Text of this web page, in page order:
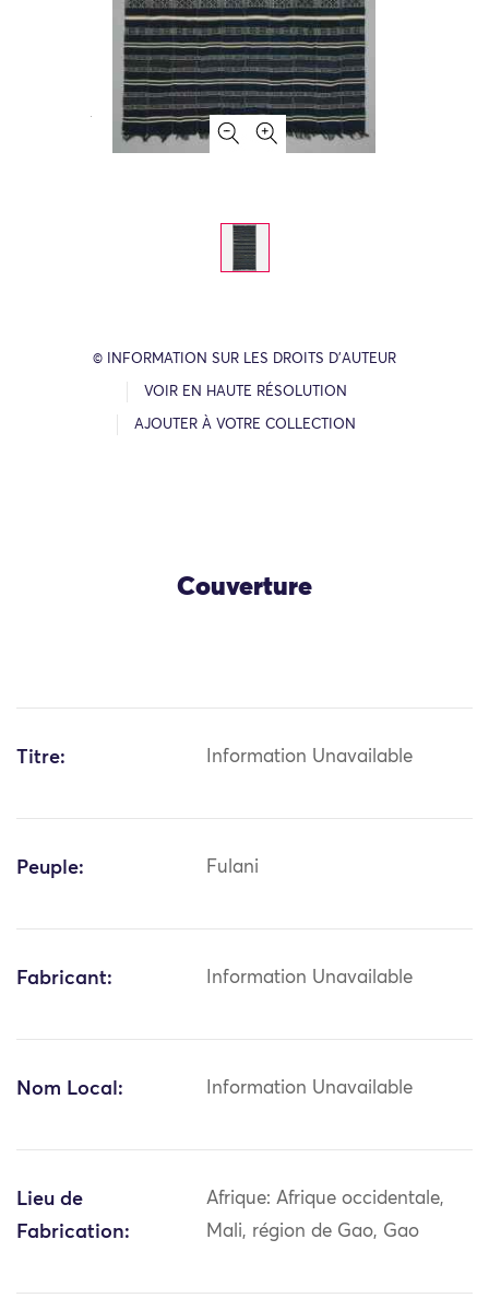
© INFORMATION SUR LES DROITS D’AUTEUR
VOIR EN HAUTE RÉSOLUTION
AJOUTER À VOTRE COLLECTION
Couverture
Titre: Information Unavailable
Peuple: Fulani
Fabricant: Information Unavailable
Nom Local: Information Unavailable
Lieu de
Fabrication:
Afrique: Afrique occidentale,
Mali, région de Gao, Gao